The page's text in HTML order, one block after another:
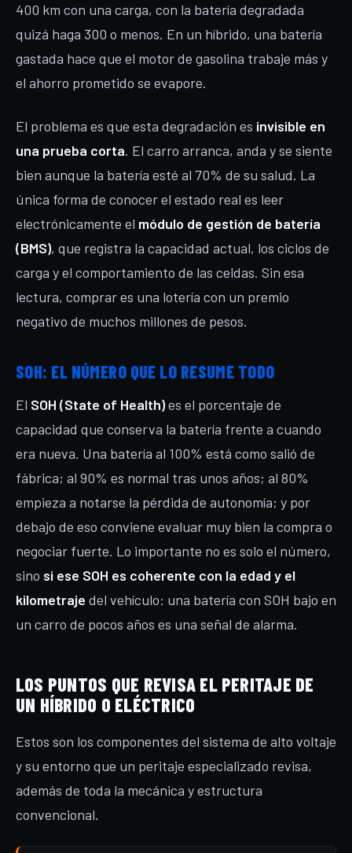
400 km con una carga, con la batería degradada
quizá haga 300 o menos. En un híbrido, una batería
gastada hace que el motor de gasolina trabaje más y
el ahorro prometido se evapore.
El problema es que esta degradación es invisible en
una prueba corta. El carro arranca, anda y se siente
bien aunque la batería esté al 70% de su salud. La
única forma de conocer el estado real es leer
electrónicamente el módulo de gestión de batería
(BMS), que registra la capacidad actual, los ciclos de
carga y el comportamiento de las celdas. Sin esa
lectura, comprar es una lotería con un premio
negativo de muchos millones de pesos.
SOH: EL NÚMERO QUE LO RESUME TODO
El SOH (State of Health)es el porcentaje de
capacidad que conserva la batería frente a cuando
era nueva. Una batería al 100% está como salió de
fábrica; al 90% es normal tras unos años; al 80%
empieza a notarse la pérdida de autonomía; y por
debajo de eso conviene evaluar muy bien la compra o
negociar fuerte. Lo importante no es solo el número,
sino si ese SOH es coherente con la edad y el
kilometraje del vehículo: una batería con SOH bajo en
un carro de pocos años es una señal de alarma.
LOS PUNTOS QUE REVISA EL PERITAJE DE
UN HÍBRIDO O ELÉCTRICO
Estos son los componentes del sistema de alto voltaje
y su entorno que un peritaje especializado revisa,
además de toda la mecánica y estructura
convencional.